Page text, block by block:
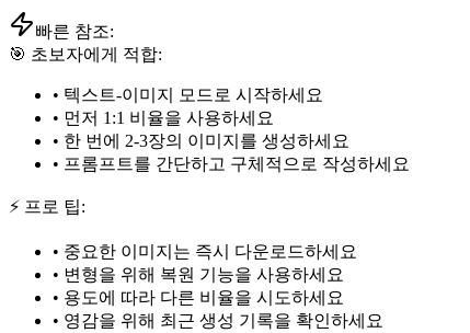
빠른 참조:
🎯 초보자에게 적합:
• 텍스트-이미지 모드로 시작하세요
• 먼저 1:1 비율을 사용하세요
• 한 번에 2-3장의 이미지를 생성하세요
• 프롬프트를 간단하고 구체적으로 작성하세요
⚡ 프로 팁:
• 중요한 이미지는 즉시 다운로드하세요
• 변형을 위해 복원 기능을 사용하세요
• 용도에 따라 다른 비율을 시도하세요
• 영감을 위해 최근 생성 기록을 확인하세요